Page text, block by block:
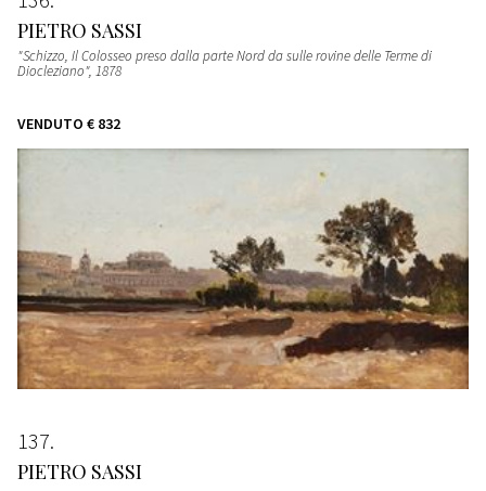
PIETRO SASSI
"Schizzo, Il Colosseo preso dalla parte Nord da sulle rovine delle Terme di
Diocleziano", 1878
VENDUTO € 832
137
PIETRO SASSI